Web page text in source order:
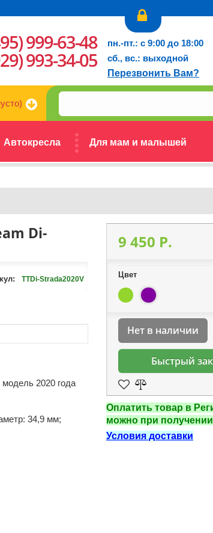
Автокресла Для мам и малышей
999-63-48
993-34-05
пн.-пт.: с 9:00 до 18:00
сб., вс.: выходной
Перезвонить Вам?
Di-
TTDi-Strada2020V
2020 года
34,9 мм;
9 450 P.
Цвет
Нет в наличии
Быстрый
Оплатить товар в
можно при
Условия доставки